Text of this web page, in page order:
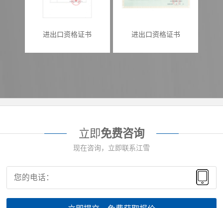
进出口资格证书 进出口资格证书
立即免费咨询
现在咨询，立即联系江雪